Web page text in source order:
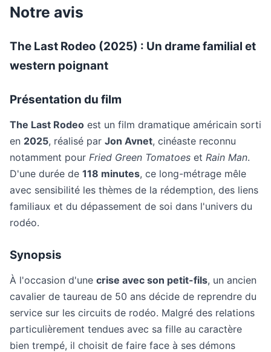
Notre avis
The Last Rodeo (2025) : Un drame familial et
western poignant
Présentation du film
The Last Rodeo est un film dramatique américain sorti
en 2025, réalisé par Jon Avnet, cinéaste reconnu
notamment pour Fried Green Tomatoes et Rain Man.
D'une durée de 118 minutes, ce long-métrage mêle
avec sensibilité les thèmes de la rédemption, des liens
familiaux et du dépassement de soi dans l'univers du
rodéo.
Synopsis
À l'occasion d'une crise avec son petit-fils, un ancien
cavalier de taureau de 50 ans décide de reprendre du
service sur les circuits de rodéo. Malgré des relations
particulièrement tendues avec sa fille au caractère
bien trempé, il choisit de faire face à ses démons